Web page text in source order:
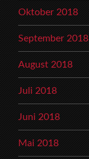
Oktober 2018
September 2018
August 2018
Juli 2018
Juni 2018
Mai 2018